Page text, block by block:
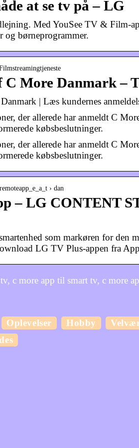
at se tv på – LG
Med YouSee TV & Film-
og børneprogrammer.
C More Danmark –
| Læs kundernes
der allerede har anmeldt C
købsbeslutninger.
der allerede har anmeldt C
købsbeslutninger.
› dan
– LG CONTENT
som markøren for den
LG TV Plus-appen fra
c more app til smart tv, c more
Oplevelser Hobby